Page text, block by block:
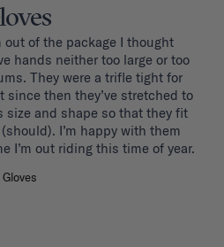
of the package I thought
hands neither too large or too
They were a trifle tight for
then they’ve stretched to
size and shape so that they fit
I’m happy with them
I’m out riding this time of year.